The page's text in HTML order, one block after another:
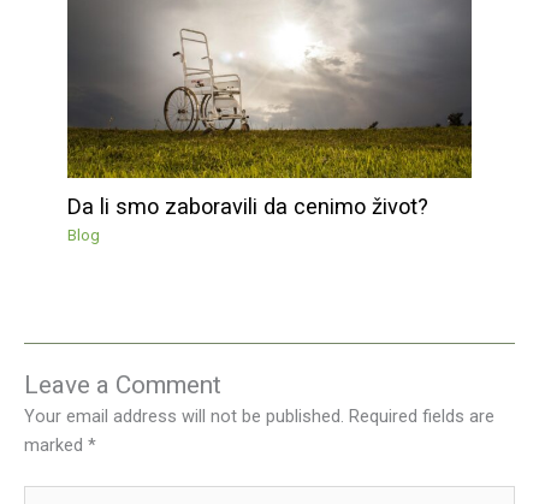
Da li smo zaboravili da cenimo život?
Blog
Leave a Comment
Your email address will not be published. Required fields are
marked *